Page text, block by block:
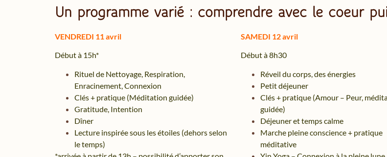
Un programme varié : comprendre avec le coeur
VENDREDI 11 avril
Début à 15h*
Rituel de Nettoyage, Respiration,
Enracinement, Connexion
Clés + pratique (Méditation guidée)
Gratitude, Intention
Dîner
Lecture inspirée sous les étoiles (dehors selon
le temps)
SAMEDI 12 avril
Début à 8h30
Réveil du corps, des énergies
Petit déjeuner
Clés + pratique (Amour – Peur,
guidée)
Déjeuner et temps calme
Marche pleine conscience + pratique
méditative